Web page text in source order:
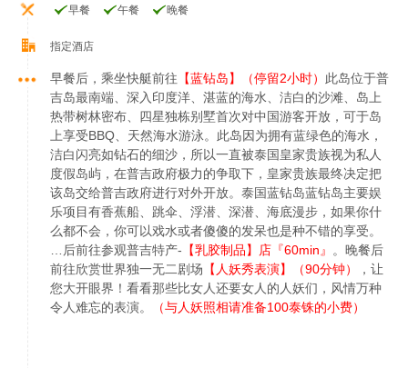
早餐 午餐 晚餐
指定酒店
早餐后，乘坐快艇前往 【蓝钻岛】（停留2小时） 此岛位于普
吉岛最南端、深入印度洋、湛蓝的海水、洁白的沙滩、岛上
热带树林密布、四星独栋别墅首次对中国游客开放，可于岛
上享受BBQ、天然海水游泳。此岛因为拥有蓝绿色的海水，
洁白闪亮如钻石的细沙，所以一直被泰国皇家贵族视为私人
度假岛屿，在普吉政府极力的争取下，皇家贵族最终决定把
该岛交给普吉政府进行对外开放。泰国蓝钻岛蓝钻岛主要娱
乐项目有香蕉船、跳伞、浮潜、深潜、海底漫步，如果你什
么都不会，你可以戏水或者傻傻的发呆也是种不错的享受。
…后前往参观普吉特产- 【乳胶制品】店『60min』
。晚餐后
前往欣赏世界独一无二剧场 【人妖秀表演】（90分钟）
，让
您大开眼界！看看那些比女人还要女人的人妖们，风情万种
令人难忘的表演。
（与人妖照相请准备100泰铢的小费）